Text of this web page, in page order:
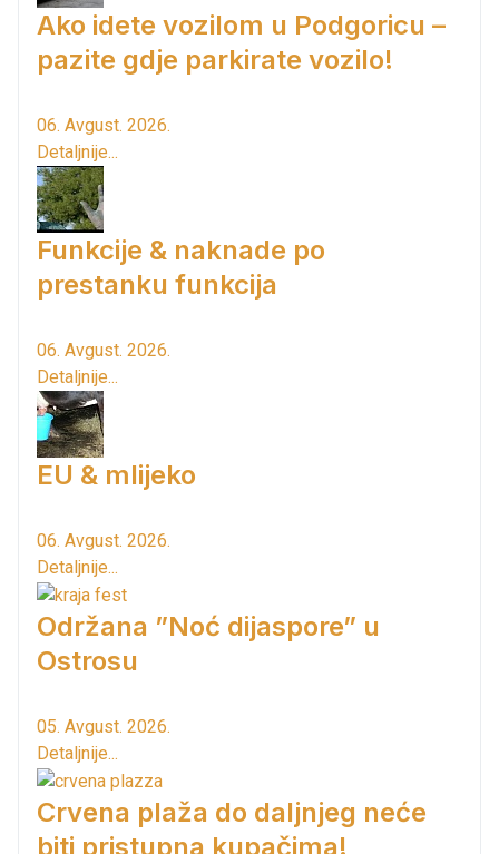
Ako idete vozilom u Podgoricu –
pazite gdje parkirate vozilo!
06. Avgust. 2026.
Detaljnije...
Funkcije & naknade po
prestanku funkcija
06. Avgust. 2026.
Detaljnije...
EU & mlijeko
06. Avgust. 2026.
Detaljnije...
Održana ”Noć dijaspore” u
Ostrosu
05. Avgust. 2026.
Detaljnije...
Crvena plaža do daljnjeg neće
biti pristupna kupačima!